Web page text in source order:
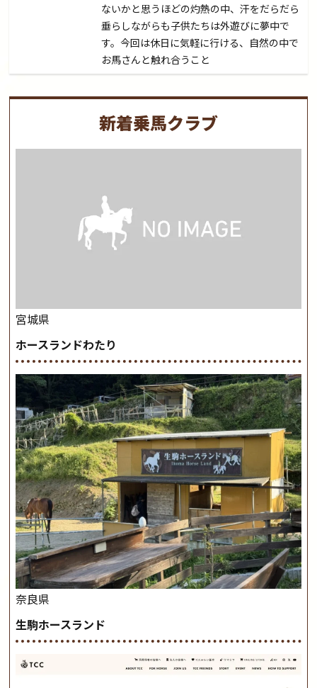
ないかと思うほどの灼熱の中、汗をだらだら
垂らしながらも子供たちは外遊びに夢中で
す。今回は休日に気軽に行ける、自然の中で
お馬さんと触れ合うこと
新着乗馬クラブ
宮城県
ホースランドわたり
奈良県
生駒ホースランド